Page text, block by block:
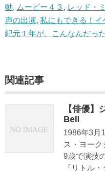
動, ムービー４３ , レッド・
声の出演, 私にもできる！イ
紀元１年が、こんなんだっ
関連記事
【俳優
Bell
1986年3月
ス・ヨーク
9歳で演技
『リトル